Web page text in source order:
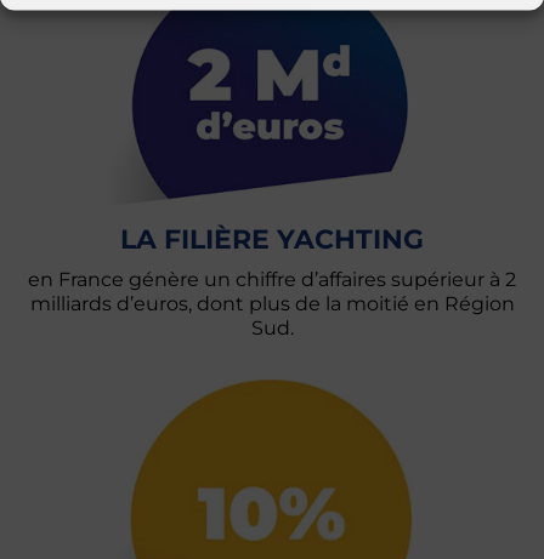
LA FILIÈRE YACHTING
en France génère un chiffre d’affaires supérieur à 2
milliards d’euros, dont plus de la moitié en Région
Sud.